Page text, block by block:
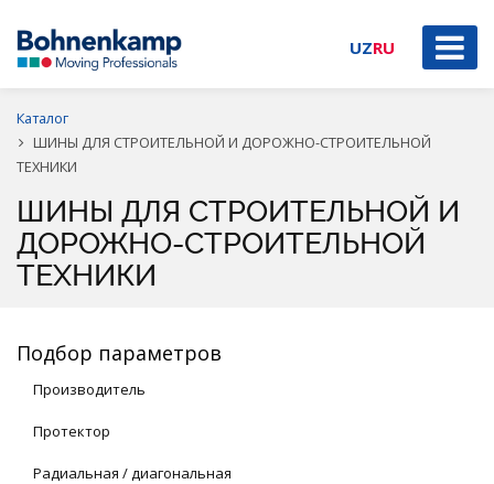
UZRU
Каталог
ШИНЫ ДЛЯ СТРОИТЕЛЬНОЙ И ДОРОЖНО-СТРОИТЕЛЬНОЙ
ТЕХНИКИ
ШИНЫ ДЛЯ СТРОИТЕЛЬНОЙ И
ДОРОЖНО-СТРОИТЕЛЬНОЙ
ТЕХНИКИ
Подбор параметров
Производитель
Протектор
Радиальная / диагональная